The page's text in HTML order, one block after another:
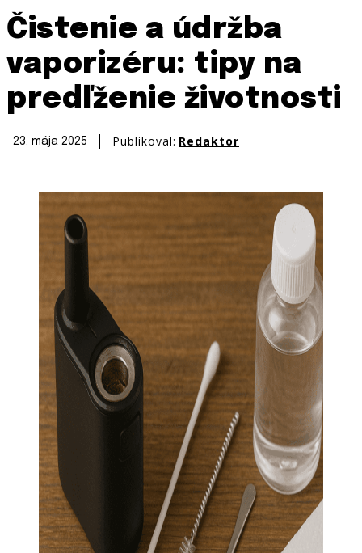
Čistenie a údržba
vaporizéru: tipy na
predľženie životnosti
23. mája 2025 Publikoval: Redaktor